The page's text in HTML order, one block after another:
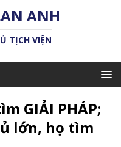
ANH
TỊCH VIỆN
GIẢI PHÁP;
lớn, họ tìm